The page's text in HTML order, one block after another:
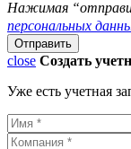
Нажимая
персональных
close Создать
Уже есть учетная